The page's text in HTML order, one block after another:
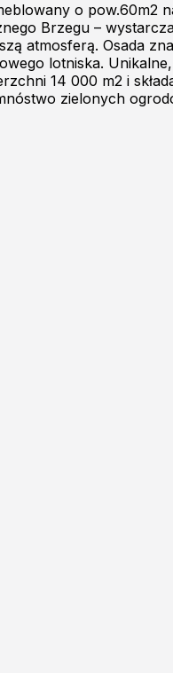
o pow.60m2
Brzegu –
atmosferą. Osada
lotniska.
14 000 m2 i
zielonych